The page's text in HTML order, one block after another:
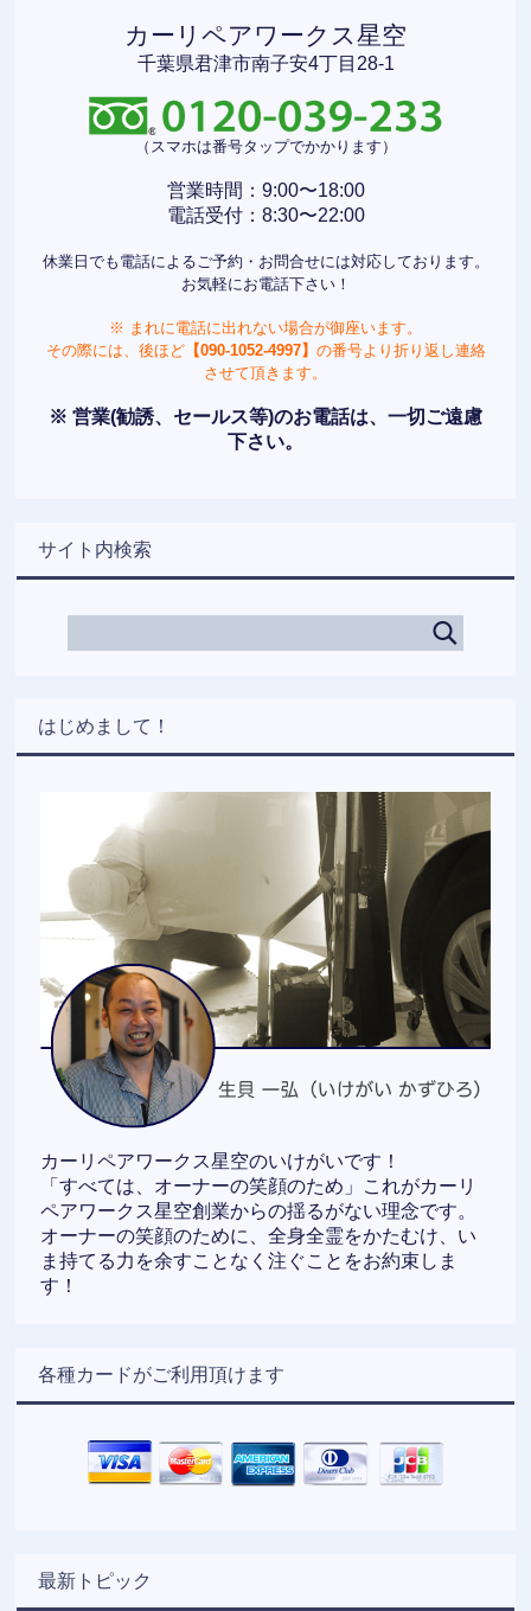
カーリペアワークス星空
千葉県君津市南子安4丁目28-1
（スマホは番号タップでかかります）
営業時間：9:00〜18:00
電話受付：8:30〜22:00
休業日でも電話によるご予約・お問合せには対応しております。
お気軽にお電話下さい！
※ まれに電話に出れない場合が御座います。
その際には、後ほど【090-1052-4997】 の番号より折り返し連絡
させて頂きます。
※ 営業(勧誘、セールス等)のお電話は、一切ご遠慮
下さい。
サイト内検索
はじめまして！
カーリペアワークス星空のいけがいです！
「すべては、オーナーの笑顔のため」これがカーリ
ペアワークス星空創業からの揺るがない理念です。
オーナーの笑顔のために、全身全霊をかたむけ、い
ま持てる力を余すことなく注ぐことをお約束しま
す！
各種カードがご利用頂けます
最新トピック